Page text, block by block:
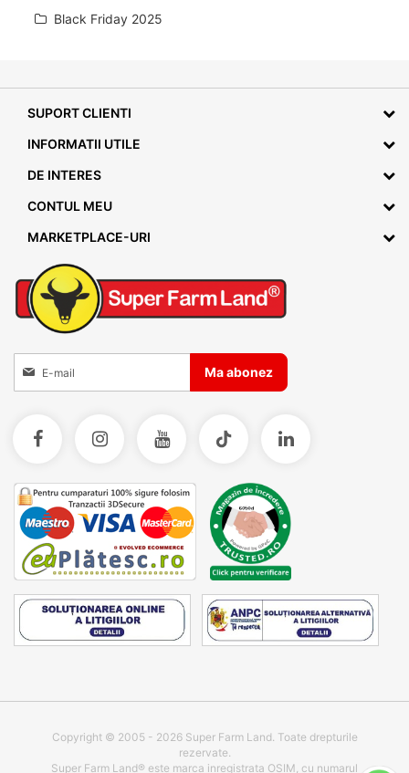
Black Friday 2025
SUPORT CLIENTI
INFORMATII UTILE
DE INTERES
CONTUL MEU
MARKETPLACE-URI
Inscrieti-va la Buletinele noastre informative
Ma abonez
Copyright © 2005 - 2026 Super Farm Land. Toate drepturile
rezervate.
Super Farm Land® este marca inregistrata OSIM, cu numarul